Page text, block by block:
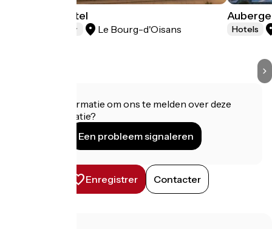
Oberland Hotel
Le Bourg-d'Oisans Hotels
Heeft u informatie om ons te melden over deze
accommodatie?
Een probleem signaleren
Enregistrer Contacter